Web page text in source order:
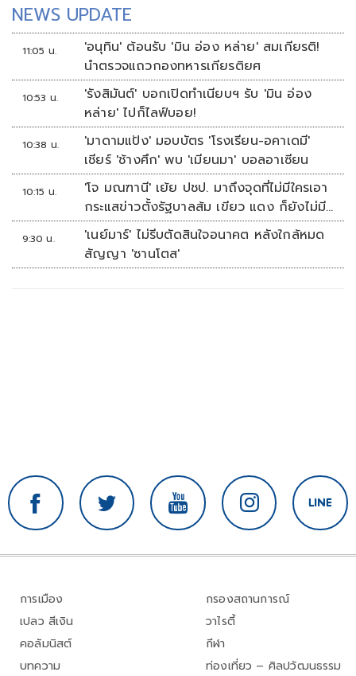
NEWS UPDATE
11:05 น.
'อนุทิน' ต้อนรับ 'มิน อ่อง หล่าย' สมเกียรติ!
นำตรวจแถวกองทหารเกียรติยศ
10:53 น.
'รังสิมันต์' บอกเปิดทำเนียบฯ รับ 'มิน อ่อง
หล่าย' ไปก็ไลฟ์บอย!
10:38 น.
'มาดามแป้ง' มอบบัตร 'โรงเรียน-อคาเดมี'
เชียร์ 'ช้างศึก' พบ 'เมียนมา' บอลอาเซียน
10:15 น.
'โจ มณฑานี' เย้ย ปชป. มาถึงจุดที่ไม่มีใครเอา
กระแสข่าวตั้งรัฐบาลส้ม เขียว แดง ก็ยังไม่มี
ฟ้าเลย
9:30 น.
'เนย์มาร์' ไม่รีบตัดสินใจอนาคต หลังใกล้หมด
สัญญา 'ซานโตส'
การเมือง
เปลว สีเงิน
คอลัมนิสต์
บทความ
กรองสถานการณ์
วาไรตี้
กีฬา
ท่องเที่ยว – ศิลปวัฒนธรรม